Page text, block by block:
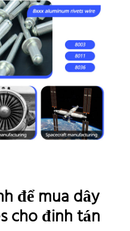
để mua dây
cho đinh tán